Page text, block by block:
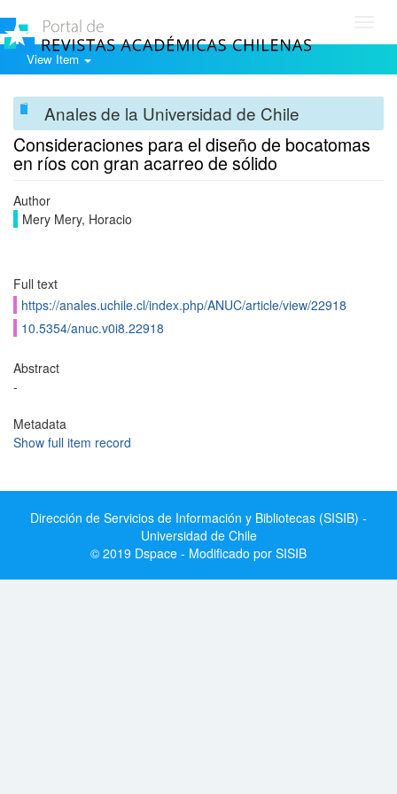
View Item
Anales de la Universidad de Chile
Consideraciones para el diseño de bocatomas
en ríos con gran acarreo de sólido
Author
Mery Mery, Horacio
Full text
https://anales.uchile.cl/index.php/ANUC/article/view/22918
10.5354/anuc.v0i8.22918
Abstract
-
Metadata
Show full item record
Dirección de Servicios de Información y Bibliotecas (SISIB) -
Universidad de Chile
© 2019 Dspace - Modificado por SISIB